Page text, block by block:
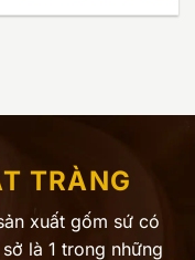
TRÀNG
xuất gốm sứ có
là 1 trong những